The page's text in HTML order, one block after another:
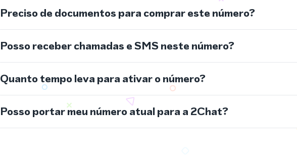
Preciso de documentos para comprar este número?
Posso receber chamadas e SMS neste número?
Quanto tempo leva para ativar o número?
Posso portar meu número atual para a 2Chat?